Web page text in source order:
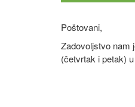
Poštovani,
Zadovoljstvo nam
(četvrtak i petak)